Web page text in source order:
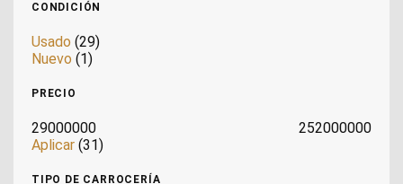
CONDICIÓN
Usado (29)
Nuevo (1)
PRECIO
29000000
252000000
Aplicar (31)
TIPO DE CARROCERÍA